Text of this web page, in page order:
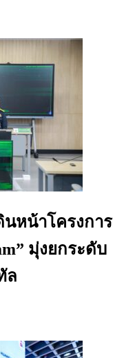
หน้าโครงการ
มุ่งยกระดับ
ล